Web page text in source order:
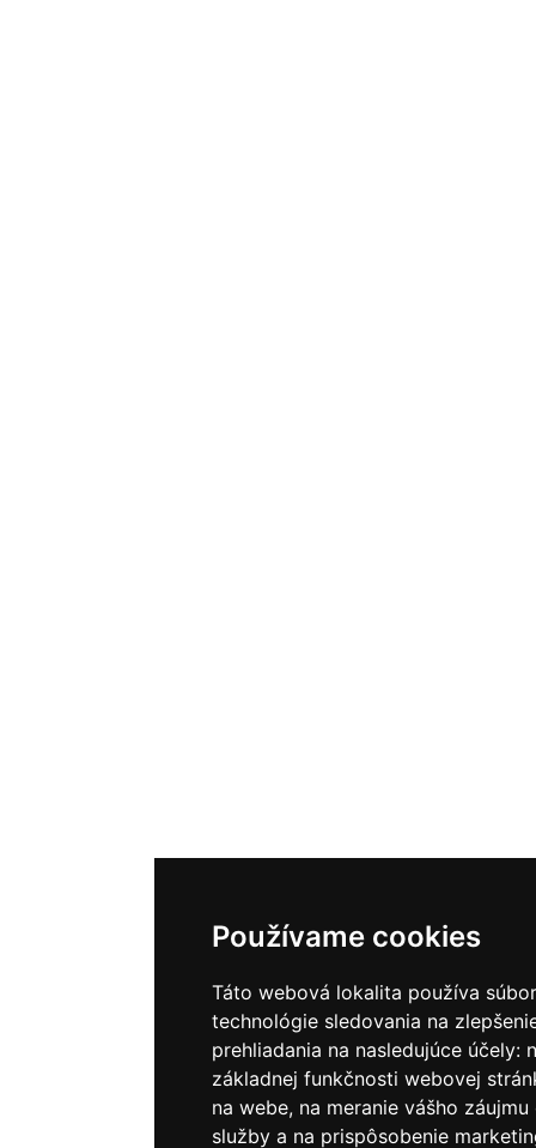
Používame cookies
Táto webová lokalita používa
technológie sledovania na
prehliadania na nasledujúce účely:
základnej funkčnosti webovej
na webe, na meranie vášho
služby a na prispôsobenie